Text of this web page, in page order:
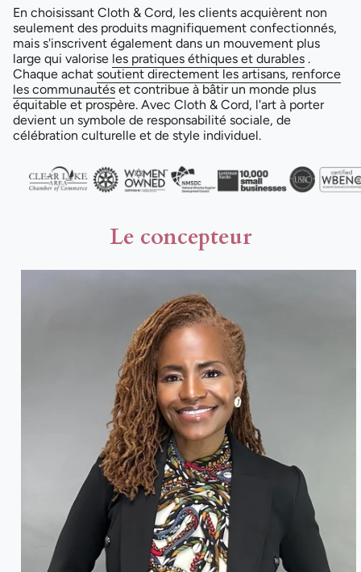
En choisissant Cloth & Cord, les clients acquièrent non
seulement des produits magnifiquement confectionnés,
mais s'inscrivent également dans un mouvement plus
large qui valorise les pratiques éthiques et durables .
Chaque achat soutient directement les artisans, renforce
les communautés et contribue à bâtir un monde plus
équitable et prospère. Avec Cloth & Cord, l'art à porter
devient un symbole de responsabilité sociale, de
célébration culturelle et de style individuel.
Le concepteur